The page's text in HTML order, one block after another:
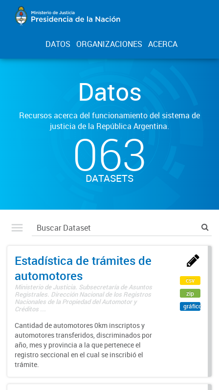
DATOS ORGANIZACIONES ACERCA
Datos
Recursos acerca del funcionamiento del sistema de
justicia de la República Argentina.
063
DATASETS
Estadística de trámites de
automotores
Ministerio de Justicia. Subsecretaría de Asuntos
Registrales. Dirección Nacional de los Registros
Nacionales de la Propiedad del Automotor y
Créditos ...
Cantidad de automotores 0km inscriptos y
automotores transferidos, discriminados por
año, mes y provincia a la que pertenece el
registro seccional en el cual se inscribió el
trámite.
csv
zip
gráfico